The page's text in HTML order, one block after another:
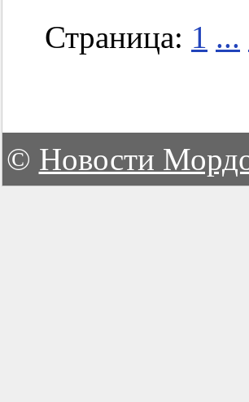
Страница: 1 ...
© Новости